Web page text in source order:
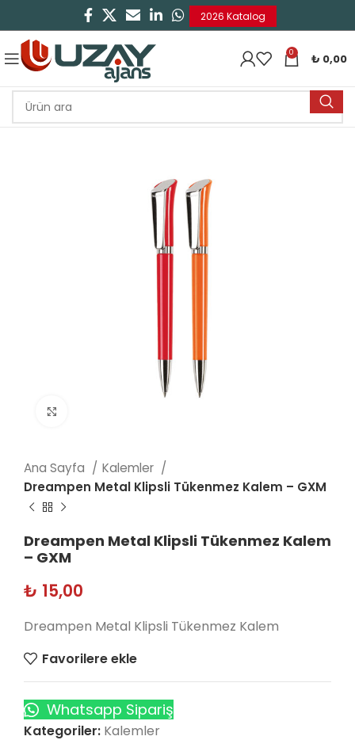
2026 Katalog
0 ₺ 0,00
Ana Sayfa
Kalemler
Dreampen Metal Klipsli Tükenmez Kalem – GXM
Dreampen Metal Klipsli Tükenmez Kalem
– GXM
₺ 15,00
Dreampen Metal Klipsli Tükenmez Kalem
Favorilere ekle
Whatsapp Sipariş
Kategoriler: Kalemler